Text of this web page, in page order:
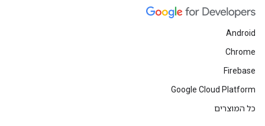
Android
Chrome
Firebase
Google Cloud Platform
כל המוצרים